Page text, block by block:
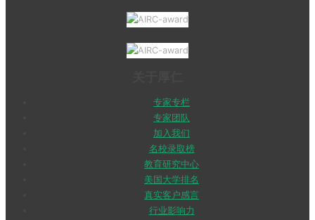
专家专栏
专家团队
加入我们
名校录取榜
教育研究中心
美国大学排名
真实客户感言
行业影响力